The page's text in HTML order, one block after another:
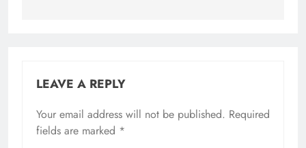
LEAVE A REPLY
Your email address will not be published. Required
fields are marked *